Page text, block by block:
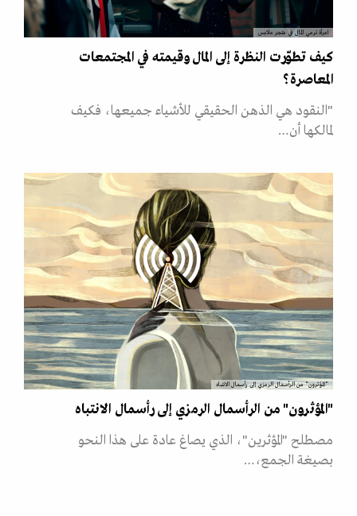
امرأة ترمي المال في متجر ملابس
كيف تطوّرت النظرة إلى المال وقيمته في المجتمعات
المعاصرة؟
"النقود هي الذهن الحقيقي للأشياء جميعها، فكيف
لمالكها أن…
"المؤثرون" من الرأسمال الرمزي إلى رأسمال الانتباه
"المؤثرون" من الرأسمال الرمزي إلى رأسمال الانتباه
مصطلح "المؤثرين"، الذي يصاغ عادة على هذا النحو
بصيغة الجمع،…